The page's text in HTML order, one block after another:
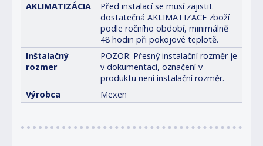
AKLIMATIZÁCIA
Před instalací se musí zajistit
dostatečná AKLIMATIZACE zboží
podle ročního období, minimálně
48 hodin při pokojové teplotě.
Inštalačný
rozmer
POZOR: Přesný instalační rozměr je
v dokumentaci, označení v
produktu není instalační rozměr.
Výrobca
Mexen